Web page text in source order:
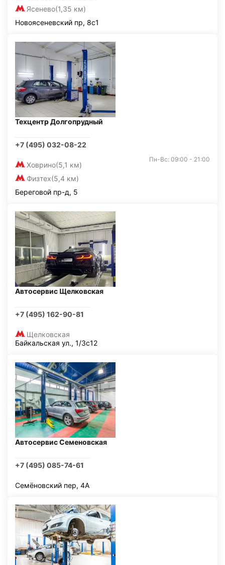
Ясенево(1,35 км)
Новоясеневский пр, 8с1
Техцентр Долгопрудный
+7 (495) 032-08-22
Ховрино(5,1 км)
Физтех(5,4 км)
Пн-Вс: 09:00 - 21:00
Береговой пр-д, 5
Автосервис Щелковская
+7 (495) 162-90-81
Щелковская
Байкальская ул., 1/3с12
Автосервис Семеновская
+7 (495) 085-74-61
Семёновский пер, 4А